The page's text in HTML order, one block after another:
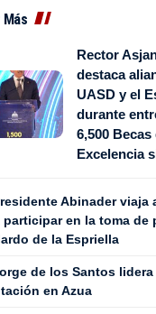
Rector
destaca
UASD y el
durante
6,500 Becas
Excelencia
Abinader viaja
participar en la toma de
de la Espriella
de los Santos
en Azua